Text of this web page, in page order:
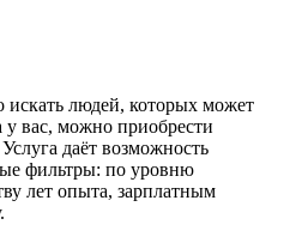
искать людей, которых может
у вас, можно приобрести
даёт возможность
фильтры: по уровню
лет опыта, зарплатным